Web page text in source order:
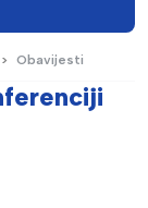
Obavijesti